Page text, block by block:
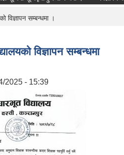
विज्ञापन सम्बन्धमा ।
विज्ञापन सम्बन्धमा
2025 - 15:39